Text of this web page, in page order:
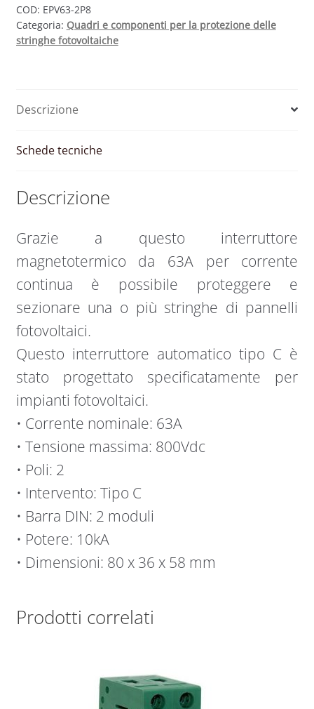
CC
Curva
C
COD: EPV63-2P8
Categoria: Quadri e componenti per la protezione delle
stringhe fotovoltaiche
Descrizione
Schede tecniche
Descrizione
Grazie a questo interruttore
magnetotermico da 63A per corrente
continua è possibile proteggere e
sezionare una o più stringhe di pannelli
fotovoltaici.
Questo interruttore automatico tipo C è
stato progettato specificatamente per
impianti fotovoltaici.
• Corrente nominale: 63A
• Tensione massima: 800Vdc
• Poli: 2
• Intervento: Tipo C
• Barra DIN: 2 moduli
• Potere: 10kA
• Dimensioni: 80 x 36 x 58 mm
Prodotti correlati